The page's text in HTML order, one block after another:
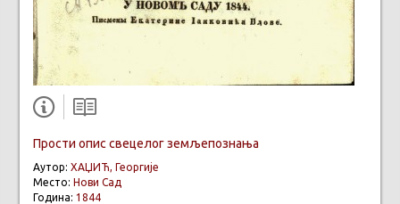
Прости опис свецелог земљепознања
Аутор: ХАЏИЋ, Георгије
Место: Нови Сад
Година: 1844